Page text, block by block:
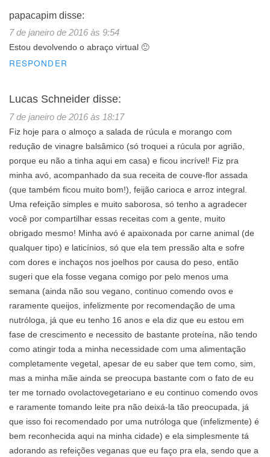
papacapim disse:
7 de janeiro de 2016 às 9:54
Estou devolvendo o abraço virtual 🙂
RESPONDER
Lucas Schneider disse:
7 de janeiro de 2016 às 18:17
Fiz hoje para o almoço a salada de rúcula e morango com
redução de vinagre balsâmico (só troquei a rúcula por agrião,
porque eu não a tinha aqui em casa) e ficou incrível! Fiz pra
minha avó, acompanhado da sua receita de couve-flor assada
(que também ficou muito bom!), feijão carioca e arroz integral.
Uma refeição simples e muito saborosa, só tenho a agradecer
você por compartilhar essas receitas com a gente, muito
obrigado mesmo! Minha avó é apaixonada por carne animal (de
qualquer tipo) e laticínios, só que ela tem pressão alta e sofre
com dores e inchaços nos joelhos por causa do peso, então
sugeri que ela fosse vegana comigo por pelo menos uma
semana (ainda não sou vegano, continuo comendo ovos e
raramente queijos, infelizmente por recomendação de uma
nutróloga, já que eu tenho 16 anos e ela diz que eu estou em
fase de crescimento e necessito de bastante proteína, não tendo
como atingir toda a minha necessidade com uma alimentação
completamente vegetal, apesar de eu saber que tem como, sim,
mas a minha mãe ainda se preocupa bastante com o fato de eu
ter me tornado ovolactovegetariano e eu continuo comendo ovos
e raramente tomando leite pra não deixá-la tão preocupada, já
que isso foi recomendado por uma nutróloga que (infelizmente) é
bem reconhecida aqui na minha cidade) e ela simplesmente tá
adorando as refeições veganas que eu faço pra ela, sendo que a